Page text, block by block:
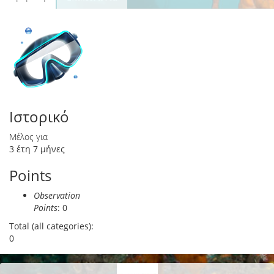
Πρωτεύουσες καρτέλες
καρτέλα)
Ιστορικό
Μέλος για
3 έτη 7 μήνες
Points
Observation
Points: 0
Total (all categories):
0